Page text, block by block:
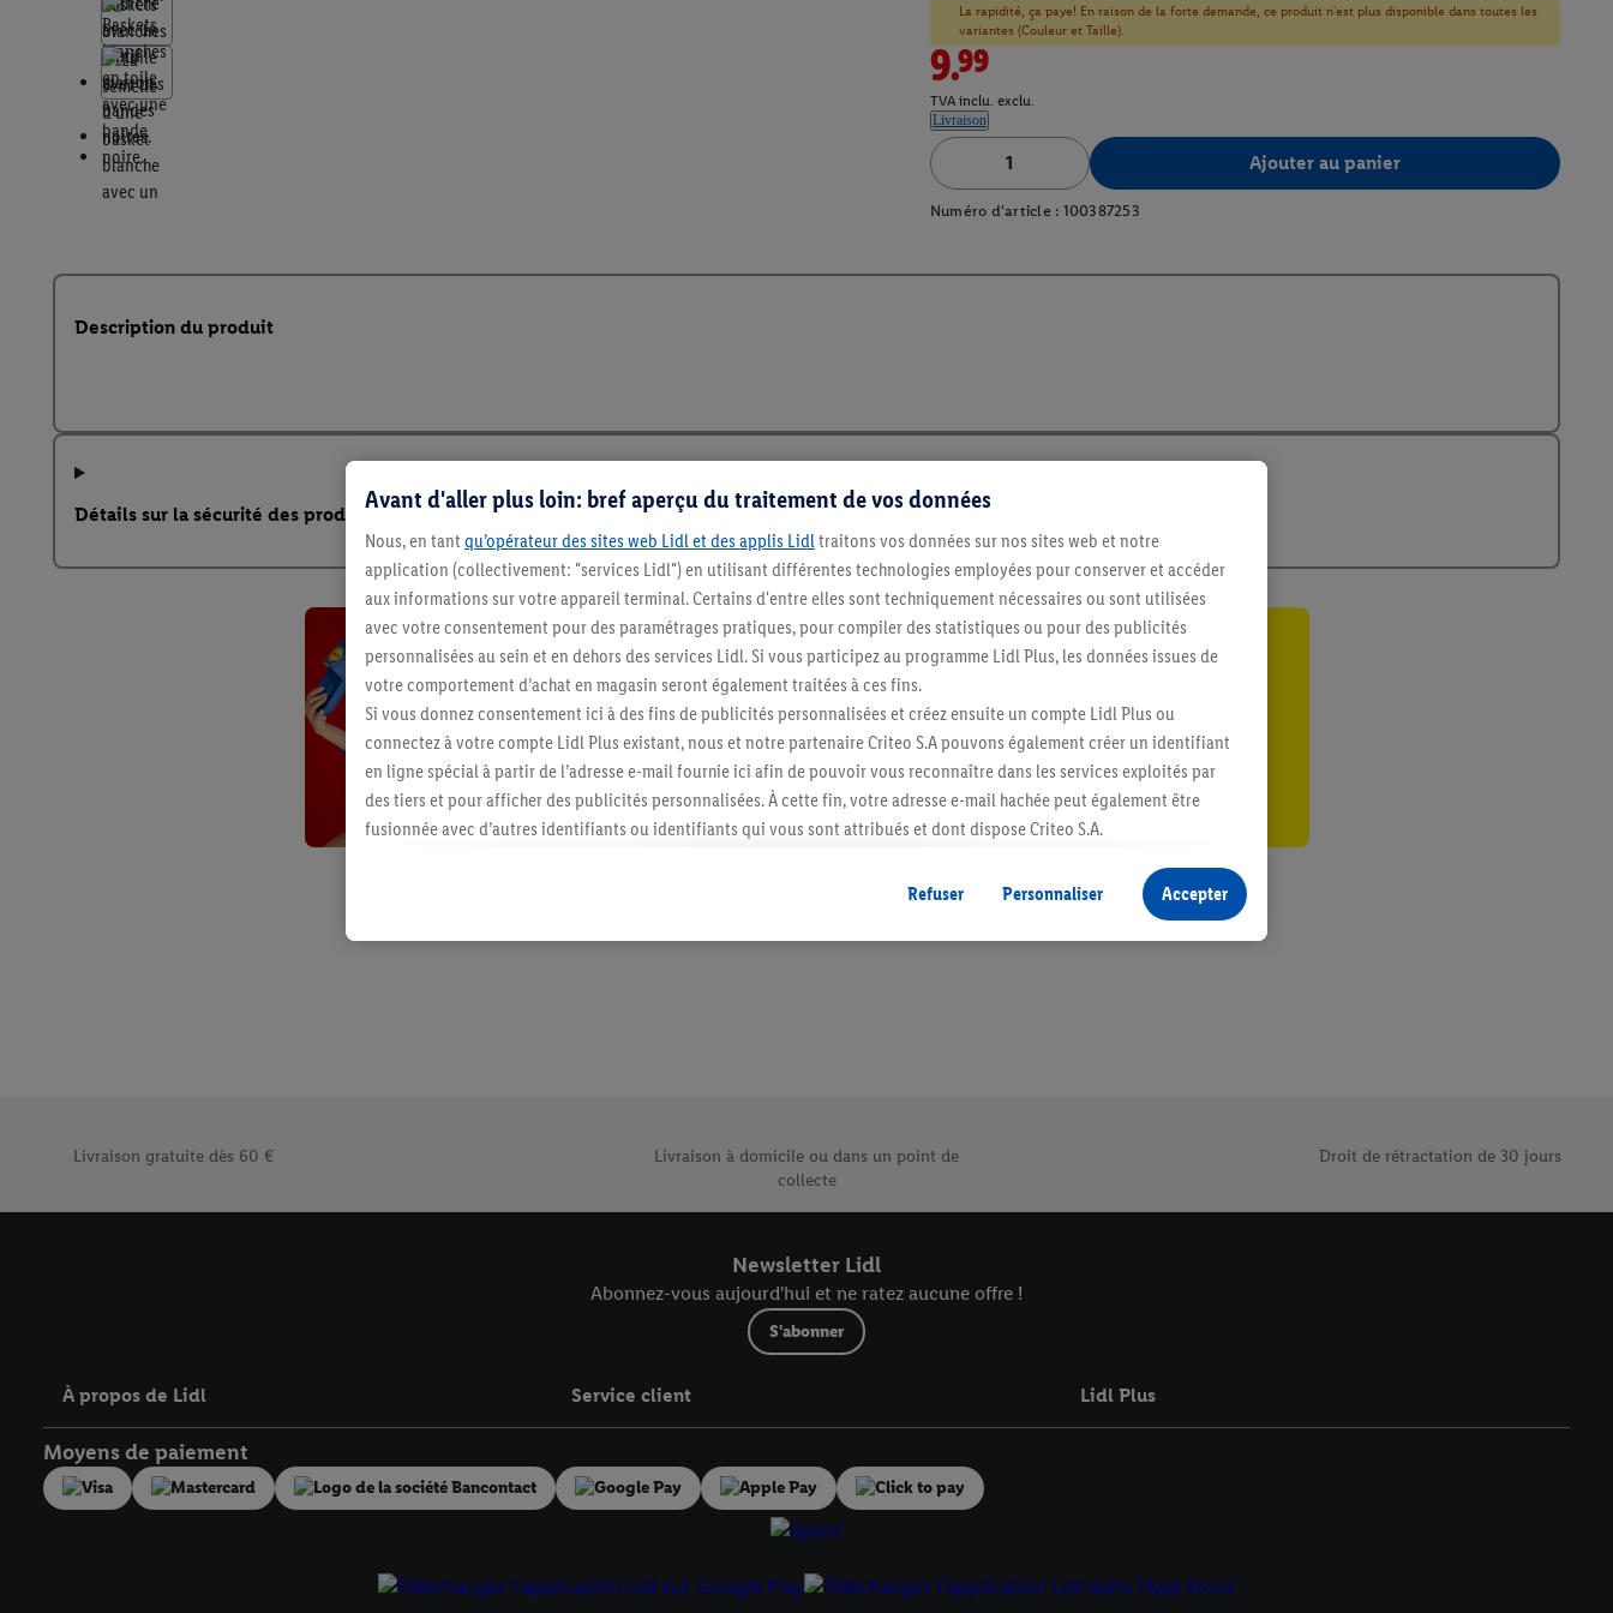
La rapidité, ça paye! En raison de la forte demande, ce produit n'est plus disponible dans toutes les
variantes (Couleur et Taille).
9.99
TVA inclu. exclu.
Livraison
Ajouter au panier
Numéro d'article : 100387253
Description du produit
Détails sur la sécurité des produits
Restez au courant
Abonnez-vous à la newsletter
S'abonner
Livraison gratuite dès 60 €
Livraison à domicile ou dans un point de
collecte
Droit de rétractation de 30 jours
Newsletter Lidl
Abonnez-vous aujourd'hui et ne ratez aucune offre !
S'abonner
À propos de Lidl Service client Lidl Plus
Moyens de paiement
Avant d'aller plus loin: bref aperçu du traitement de vos données
Nous, en tant qu’opérateur des sites web Lidl et des applis Lidl traitons vos données sur nos sites web et notre
application (collectivement: "services Lidl") en utilisant différentes technologies employées pour conserver et accéder
aux informations sur votre appareil terminal. Certains d'entre elles sont techniquement nécessaires ou sont utilisées
avec votre consentement pour des paramétrages pratiques, pour compiler des statistiques ou pour des publicités
personnalisées au sein et en dehors des services Lidl. Si vous participez au programme Lidl Plus, les données issues de
votre comportement d’achat en magasin seront également traitées à ces fins.
Si vous donnez consentement ici à des fins de publicités personnalisées et créez ensuite un compte Lidl Plus ou
connectez à votre compte Lidl Plus existant, nous et notre partenaire Criteo S.A pouvons également créer un identifiant
en ligne spécial à partir de l’adresse e-mail fournie ici afin de pouvoir vous reconnaître dans les services exploités par
des tiers et pour afficher des publicités personnalisées. À cette fin, votre adresse e-mail hachée peut également être
fusionnée avec d’autres identifiants ou identifiants qui vous sont attribués et dont dispose Criteo S.A.
vous avez montré de l’intérêt (par exemple en plaçant le produit dans un panier d’un webshop mais sans procéder à
l’achat) peuvent également être affichées sur plusieurs apppareils et plusieurs services de Lidl si plusieurs terminaux ou
plusieurs services de Lidl peuvent vous être attribués en utilisant votre adresse e-mail hachée et, le cas échéant, d’autres
déclaration relative à la protection des données
Refuser Personnaliser Accepter